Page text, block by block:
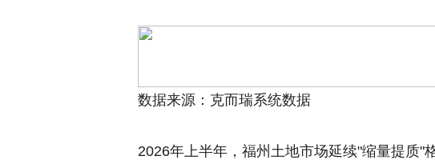
数据来源：克而瑞系统数据
2026年上半年，福州土地市场延续"缩量提质"